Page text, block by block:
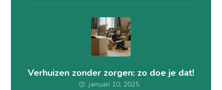
Verhuizen zonder zorgen: zo doe je dat!
januari 10, 2025